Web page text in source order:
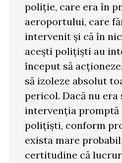
poliție, care era în
aeroportului, care
intervenit și că în
acești polițiști au
început să
să izoleze absolut
pericol. Dacă nu era
intervenția promptă
polițiști, conform
exista mare
certitudine că